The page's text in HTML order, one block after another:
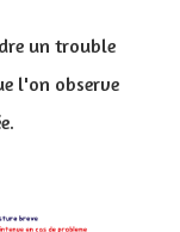
un trouble
l'on observe